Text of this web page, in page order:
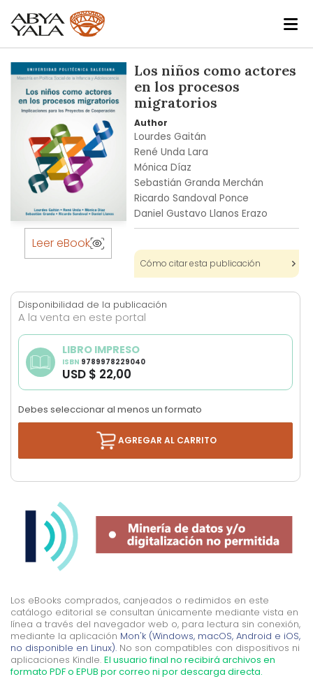
Skip
to
the
end
images
gallery
Skip
the
of
the
images
gallery
Leer eBook
Los niños como actores
en los procesos
migratorios
Author
Lourdes Gaitán
René Unda Lara
Mónica Díaz
Sebastián Granda Merchán
Ricardo Sandoval Ponce
Daniel Gustavo Llanos Erazo
Cómo citar esta publicación
Disponibilidad de la publicación
A la venta en este portal
LIBRO IMPRESO
ISBN 9789978229040
USD $ 22,00
Debes seleccionar al menos un formato
AGREGAR AL CARRITO
Los eBooks comprados, canjeados o redimidos en este
catálogo editorial se consultan únicamente mediante vista en
línea a través del navegador web o, para lectura sin conexión,
mediante la aplicación Mon'k (Windows, macOS, Android e iOS,
no disponible en Linux). No son compatibles con dispositivos ni
aplicaciones Kindle. El usuario final no recibirá archivos en
formato PDF o EPUB por correo ni por descarga directa.